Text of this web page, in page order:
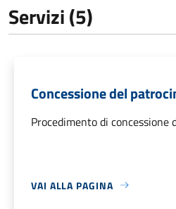
Servizi (5)
Concessione del
Procedimento di concessione
VAI ALLA PAGINA